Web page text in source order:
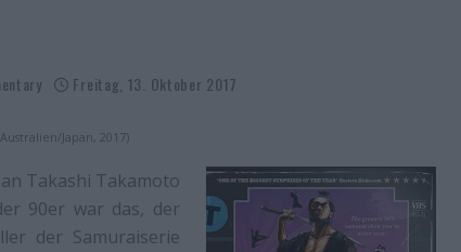
Freitag, 13. Oktober 2017
Japan, 2017)
Takashi Takamoto
90er war das, der
der Samuraiserie